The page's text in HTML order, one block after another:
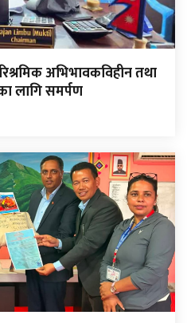
अभिभावकविहीन तथा
लागि समर्पण